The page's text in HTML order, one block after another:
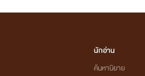
นักอ่าน
ค้นหานิยาย